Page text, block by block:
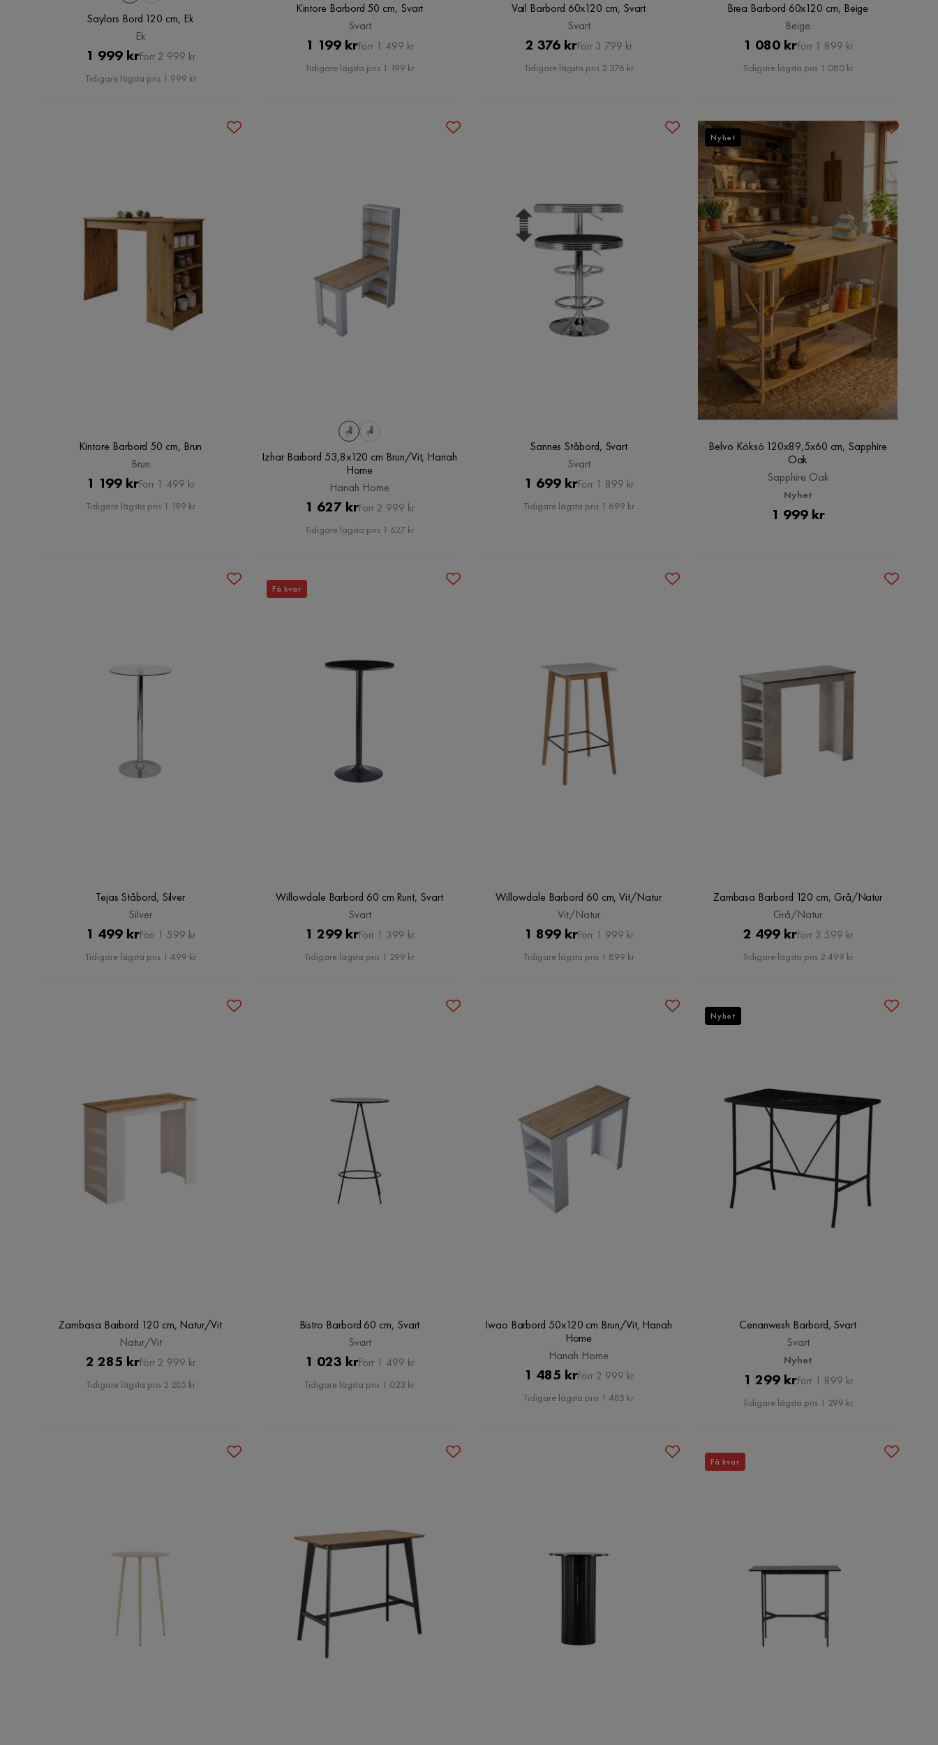
Saylors Bord 120 cm, Ek
Ek
Pris
1 999 krOriginal
Pris
Förr 2 999 kr
Tidigare lägsta pris 1 999 kr
Kintore Barbord 50 cm, Svart
Svart
Pris
1 199 krOriginal
Pris
Förr 1 499 kr
Tidigare lägsta pris 1 199 kr
Vail Barbord 60x120 cm, Svart
Svart
Pris
2 376 krOriginal
Pris
Förr 3 799 kr
Tidigare lägsta pris 2 376 kr
Brea Barbord 60x120 cm, Beige
Beige
Pris
1 080 krOriginal
Pris
Förr 1 899 kr
Tidigare lägsta pris 1 080 kr
Kintore Barbord 50 cm, Brun
Brun
Pris
1 199 krOriginal
Pris
Förr 1 499 kr
Tidigare lägsta pris 1 199 kr
Izhar Barbord 53,8x120 cm Brun/Vit, Hanah
Home
Hanah Home
Pris
1 627 krOriginal
Pris
Förr 2 999 kr
Tidigare lägsta pris 1 627 kr
Sannes Ståbord, Svart
Svart
Pris
1 699 krOriginal
Pris
Förr 1 899 kr
Tidigare lägsta pris 1 699 kr
Belvo Köksö 120x89,5x60 cm, Sapphire
Oak
Sapphire Oak
Nyhet
Pris
1 999 kr
Nyhet
Tejas Ståbord, Silver
Silver
Pris
1 499 krOriginal
Pris
Förr 1 599 kr
Tidigare lägsta pris 1 499 kr
Willowdale Barbord 60 cm Runt, Svart
Svart
Pris
1 299 krOriginal
Pris
Förr 1 399 kr
Tidigare lägsta pris 1 299 kr
Få kvar
Willowdale Barbord 60 cm, Vit/Natur
Vit/Natur
Pris
1 899 krOriginal
Pris
Förr 1 999 kr
Tidigare lägsta pris 1 899 kr
Zambasa Barbord 120 cm, Grå/Natur
Grå/Natur
Pris
2 499 krOriginal
Pris
Förr 3 599 kr
Tidigare lägsta pris 2 499 kr
Zambasa Barbord 120 cm, Natur/Vit
Natur/Vit
Pris
2 285 krOriginal
Pris
Förr 2 999 kr
Tidigare lägsta pris 2 285 kr
Bistro Barbord 60 cm, Svart
Svart
Pris
1 023 krOriginal
Pris
Förr 1 499 kr
Tidigare lägsta pris 1 023 kr
Iwao Barbord 50x120 cm Brun/Vit, Hanah
Home
Hanah Home
Pris
1 485 krOriginal
Pris
Förr 2 999 kr
Tidigare lägsta pris 1 485 kr
Cenanwesh Barbord, Svart
Svart
Nyhet
Pris
1 299 krOriginal
Pris
Förr 1 899 kr
Tidigare lägsta pris 1 299 kr
Nyhet
Få kvar